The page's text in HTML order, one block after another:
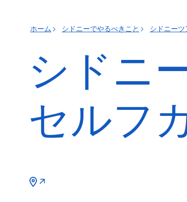
ホーム シドニーでやるべきこと シドニーツ
シドニ
セルフ